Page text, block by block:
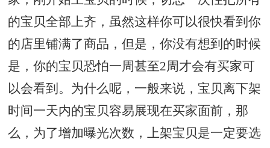
的宝贝全部上齐，虽然这样你可以很快看到你
的店里铺满了商品，但是，你没有想到的时候
是，你的宝贝恐怕一周甚至2周才会有买家可
以会看到。为什么呢，一般来说，宝贝离下架
时间一天内的宝贝容易展现在买家面前，那
么，为了增加曝光次数，上架宝贝是一定要选